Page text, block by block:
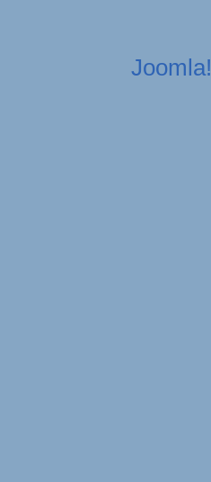
Joomla!